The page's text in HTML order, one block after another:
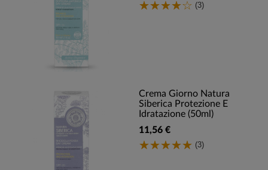
(3)
Crema Giorno Natura
Siberica Protezione E
Idratazione (50ml)
11,56 €
(3)